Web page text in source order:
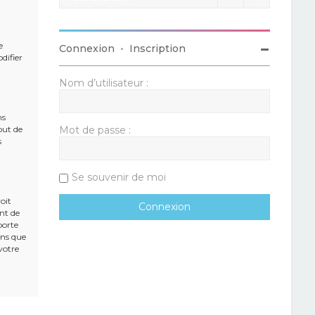
de
de
que
Connexion • Inscription
Nom d’utilisateur :
Mot de passe :
Se souvenir de moi